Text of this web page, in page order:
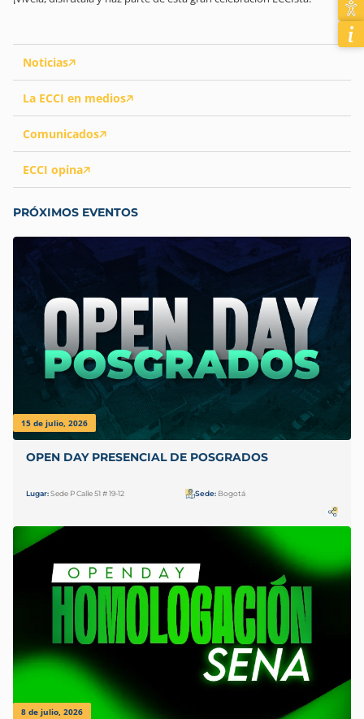
Noticias
La ECCI en medios
Comunicados
ECCI opina
PRÓXIMOS EVENTOS
15 de julio, 2026
OPEN DAY PRESENCIAL DE POSGRADOS
Lugar:Sede P Calle 51 # 19-12 Sede:Bogotá
8 de julio, 2026